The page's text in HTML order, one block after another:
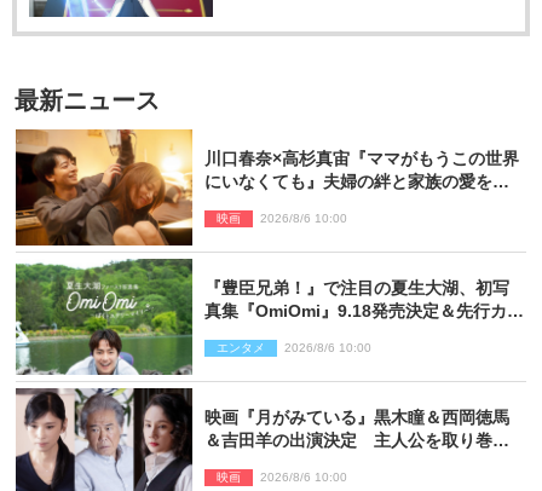
最新ニュース
川口春奈×高杉真宙『ママがもうこの世界
にいなくても』夫婦の絆と家族の愛を映
映画 2026/8/6 10:00
『豊臣兄弟！』で注目の夏生大湖、初写
真集『OmiOmi』9.18発売決定＆先行カッ
エンタメ 2026/8/6 10:00
映画『月がみている』黒木瞳＆西岡徳馬
＆吉田羊の出演決定 主人公を取り巻く
映画 2026/8/6 10:00